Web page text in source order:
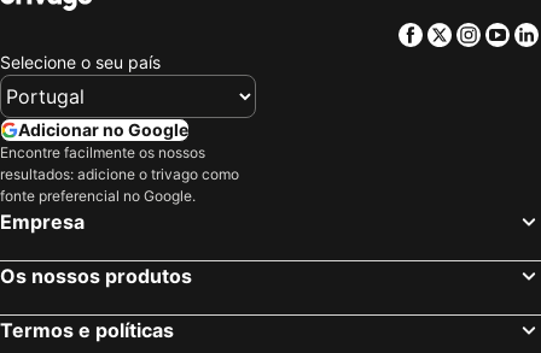
Calatabiano, bed and breakfasts
Castelmola, bed and breakfasts
Montalbano Elicona, bed and breakfasts
Piedimonte Etneo, bed and breakfasts
Naso, bed and breakfasts
Sant'Alessio Siculo, bed and breakfasts
Furnari, bed and breakfasts
Capri Leone, bed and breakfasts
Galati Mamertino, bed and breakfasts
Terme Vigliatore, bed and breakfasts
Villafranca Tirrena, bed and breakfasts
Facebook
Twitter
Selecione o seu país
Adicionar no Google
Encontre facilmente os nossos
resultados: adicione o trivago como
fonte preferencial no Google.
Empresa
Os nossos produtos
Termos e políticas